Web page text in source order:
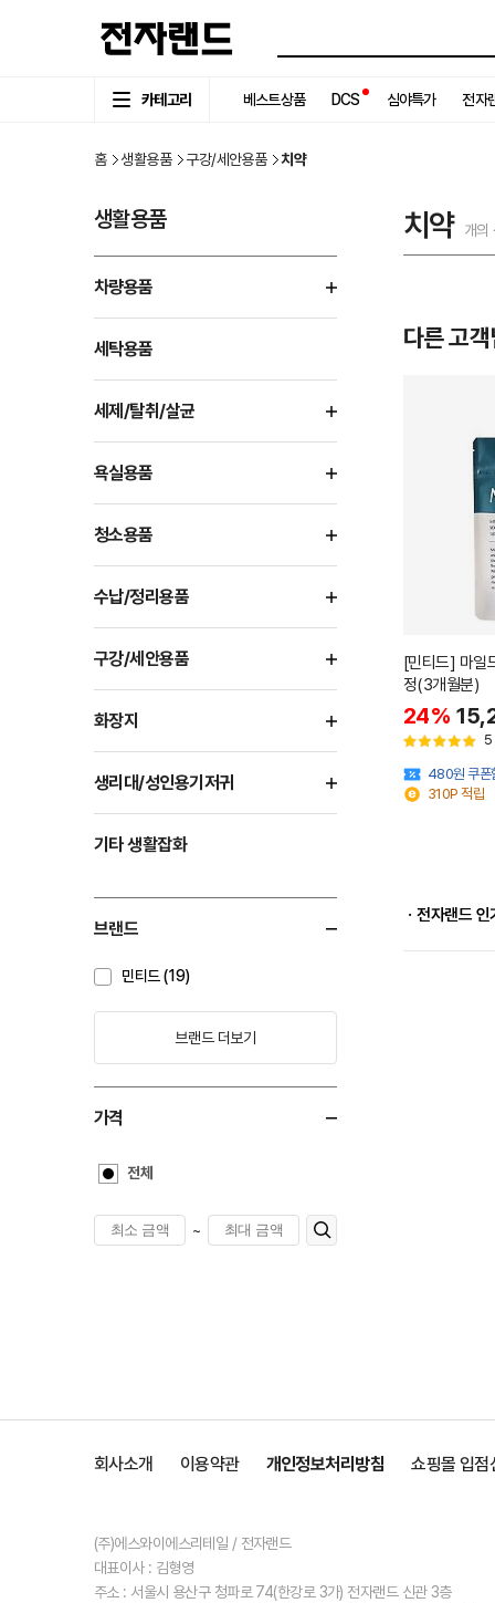
카테고리 베스트상품 DCS 심야특가 전자
홈 생활용품 구강/세안용품 치약
생활용품
차량용품
세탁용품
세제/탈취/살균
욕실용품
청소용품
수납/정리용품
구강/세안용품
화장지
생리대/성인용기저귀
기타 생활잡화
브랜드
민티드 (19)
브랜드 더보기
가격
전체
~
치약 개의
다른 고
[민티드] 마일
정(3개월분)
24%
5
480원 쿠폰
310P 적립
ㆍ전자랜드 인
회사소개 이용약관 개인정보처리방침 쇼핑몰 입점
(주)에스와이에스리테일 / 전자랜드
대표이사 : 김형영
주소 : 서울시 용산구 청파로 74(한강로 3가) 전자랜드 신관 3층